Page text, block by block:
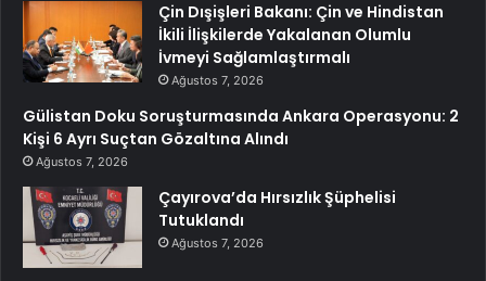
Çin Dışişleri Bakanı: Çin ve Hindistan
İkili İlişkilerde Yakalanan Olumlu
İvmeyi Sağlamlaştırmalı
Ağustos 7, 2026
Gülistan Doku Soruşturmasında Ankara Operasyonu: 2
Kişi 6 Ayrı Suçtan Gözaltına Alındı
Ağustos 7, 2026
Çayırova’da Hırsızlık Şüphelisi
Tutuklandı
Ağustos 7, 2026